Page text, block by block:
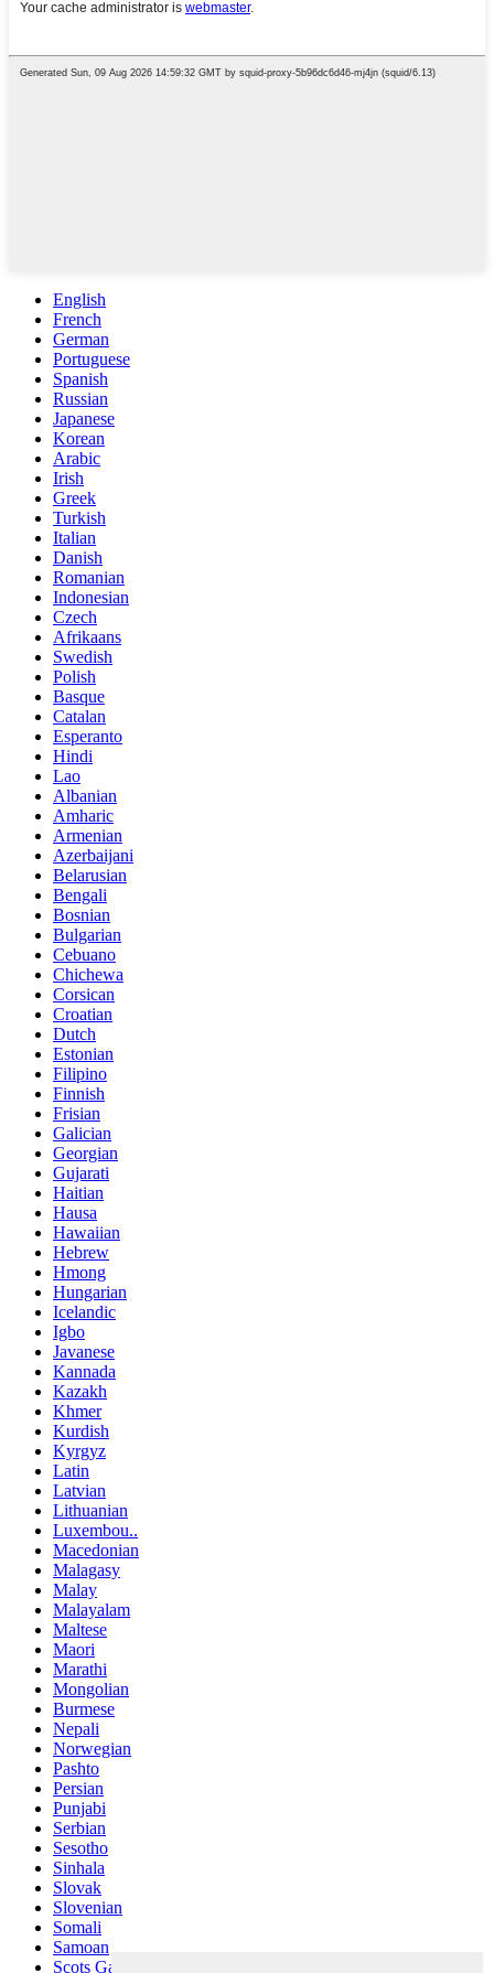
English
French
German
Portuguese
Spanish
Russian
Japanese
Korean
Arabic
Irish
Greek
Turkish
Italian
Danish
Romanian
Indonesian
Czech
Afrikaans
Swedish
Polish
Basque
Catalan
Esperanto
Hindi
Lao
Albanian
Amharic
Armenian
Azerbaijani
Belarusian
Bengali
Bosnian
Bulgarian
Cebuano
Chichewa
Corsican
Croatian
Dutch
Estonian
Filipino
Finnish
Frisian
Galician
Georgian
Gujarati
Haitian
Hausa
Hawaiian
Hebrew
Hmong
Hungarian
Icelandic
Igbo
Javanese
Kannada
Kazakh
Khmer
Kurdish
Kyrgyz
Latin
Latvian
Lithuanian
Luxembou..
Macedonian
Malagasy
Malay
Malayalam
Maltese
Maori
Marathi
Mongolian
Burmese
Nepali
Norwegian
Pashto
Persian
Punjabi
Serbian
Sesotho
Sinhala
Slovak
Slovenian
Somali
Samoan
Scots Gaelic